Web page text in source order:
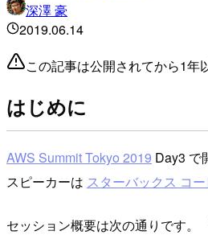
深澤 豪
2019.06.14
この記事は公開されてから1年
はじめに
AWS Summit Tokyo 2019 Day3 で
スピーカーは スターバックス コ
セッション概要は次の通りです。